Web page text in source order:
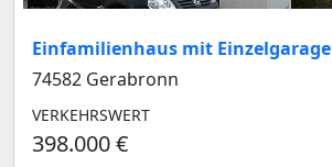
Einfamilienhaus mit Einzelgarage
74582 Gerabronn
VERKEHRSWERT
398.000 €